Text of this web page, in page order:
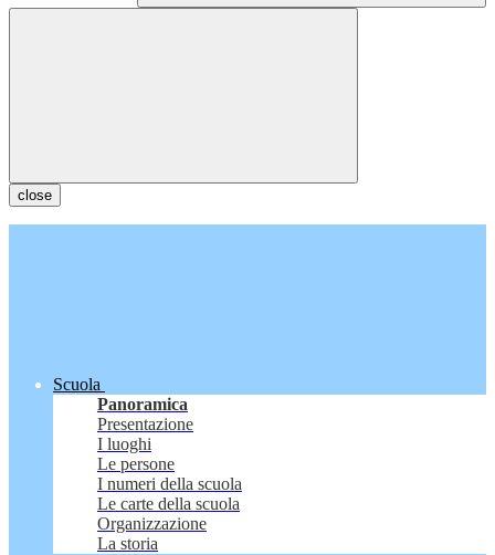
close
Scuola
Panoramica
Presentazione
I luoghi
Le persone
I numeri della scuola
Le carte della scuola
Organizzazione
La storia